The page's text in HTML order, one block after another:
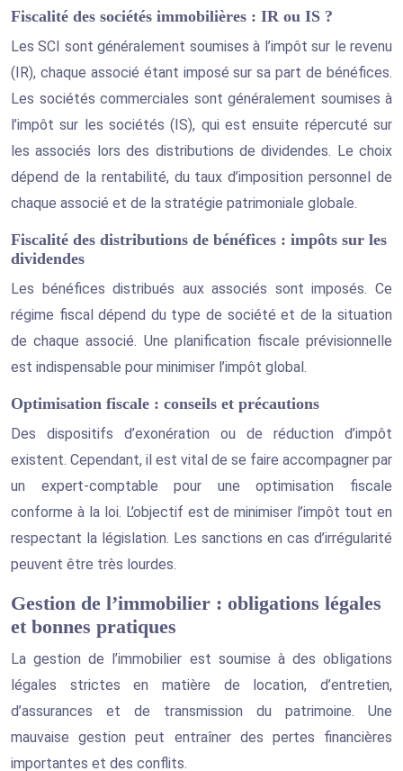
Fiscalité des sociétés immobilières : IR ou IS ?
Les SCI sont généralement soumises à l’impôt sur le revenu
(IR), chaque associé étant imposé sur sa part de bénéfices.
Les sociétés commerciales sont généralement soumises à
l’impôt sur les sociétés (IS), qui est ensuite répercuté sur
les associés lors des distributions de dividendes. Le choix
dépend de la rentabilité, du taux d’imposition personnel de
chaque associé et de la stratégie patrimoniale globale.
Fiscalité des distributions de bénéfices : impôts sur les
dividendes
Les bénéfices distribués aux associés sont imposés. Ce
régime fiscal dépend du type de société et de la situation
de chaque associé. Une planification fiscale prévisionnelle
est indispensable pour minimiser l’impôt global.
Optimisation fiscale : conseils et précautions
Des dispositifs d’exonération ou de réduction d’impôt
existent. Cependant, il est vital de se faire accompagner par
un expert-comptable pour une optimisation fiscale
conforme à la loi. L’objectif est de minimiser l’impôt tout en
respectant la législation. Les sanctions en cas d’irrégularité
peuvent être très lourdes.
Gestion de l’immobilier : obligations légales
et bonnes pratiques
La gestion de l’immobilier est soumise à des obligations
légales strictes en matière de location, d’entretien,
d’assurances et de transmission du patrimoine. Une
mauvaise gestion peut entraîner des pertes financières
importantes et des conflits.